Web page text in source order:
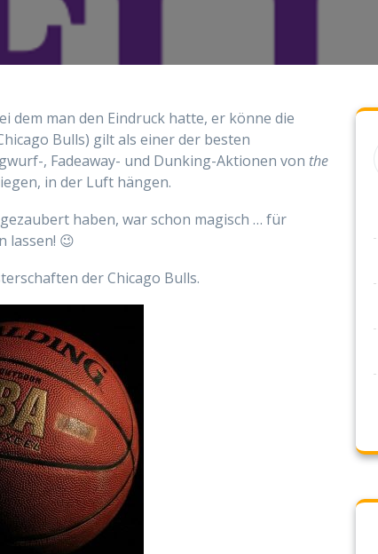
dem man den Eindruck hatte, er könne die
Bulls) gilt als einer der besten
, Fadeaway- und Dunking-Aktionen von the
in der Luft hängen.
haben, war schon magisch … für
lassen! 😉
der Chicago Bulls.